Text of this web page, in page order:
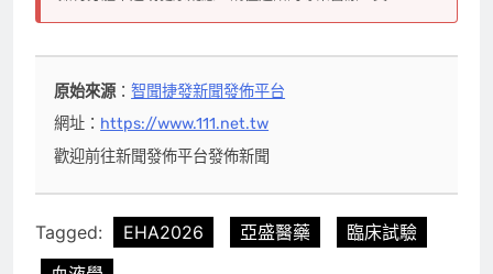
原始來源：智聞捷發新聞發佈平台
網址： https://www.111.net.tw
歡迎前往新聞發佈平台發佈新聞
Tagged: EHA2026 亞盛醫藥
臨床試驗